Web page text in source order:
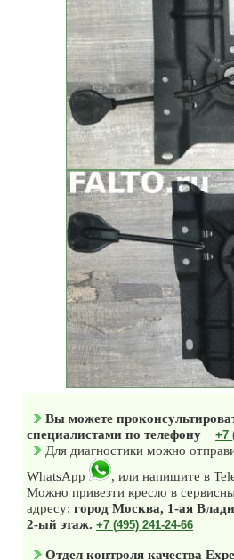
Вы можете
специалистами по телефону
+7
Для диагностики можно
WhatsApp
, или напишите в
Можно привезти кресло в
адресу: город Москва, 1-ая
2-ый этаж. +7 (495) 241-24-66
Отдел контроля качества